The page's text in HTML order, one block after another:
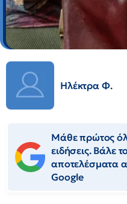
Ηλέκτρα Φ.
Μάθε πρώτος
ειδήσεις. Βάλε
αποτελέσματα
Google